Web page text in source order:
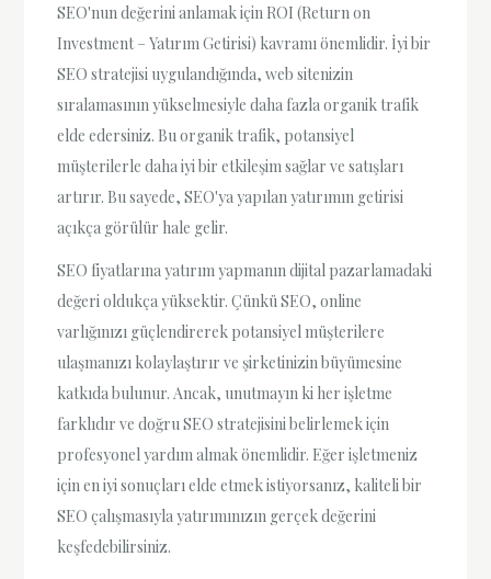
SEO'nun değerini anlamak için ROI (Return on
Investment – Yatırım Getirisi) kavramı önemlidir. İyi bir
SEO stratejisi uygulandığında, web sitenizin
sıralamasının yükselmesiyle daha fazla organik trafik
elde edersiniz. Bu organik trafik, potansiyel
müşterilerle daha iyi bir etkileşim sağlar ve satışları
artırır. Bu sayede, SEO'ya yapılan yatırımın getirisi
açıkça görülür hale gelir.
SEO fiyatlarına yatırım yapmanın dijital pazarlamadaki
değeri oldukça yüksektir. Çünkü SEO, online
varlığınızı güçlendirerek potansiyel müşterilere
ulaşmanızı kolaylaştırır ve şirketinizin büyümesine
katkıda bulunur. Ancak, unutmayın ki her işletme
farklıdır ve doğru SEO stratejisini belirlemek için
profesyonel yardım almak önemlidir. Eğer işletmeniz
için en iyi sonuçları elde etmek istiyorsanız, kaliteli bir
SEO çalışmasıyla yatırımınızın gerçek değerini
keşfedebilirsiniz.